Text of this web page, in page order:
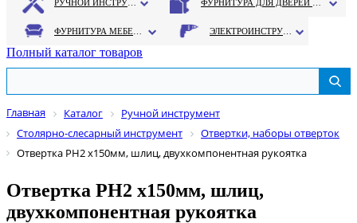
Полный каталог товаров
Главная Каталог
Ручной инструмент
Столярно-слесарный инструмент
Отвертки, наборы отверток
Отвертка PH2 х150мм, шлиц, двухкомпонентная рукоятка
Отвертка PH2 х150мм, шлиц,
двухкомпонентная рукоятка